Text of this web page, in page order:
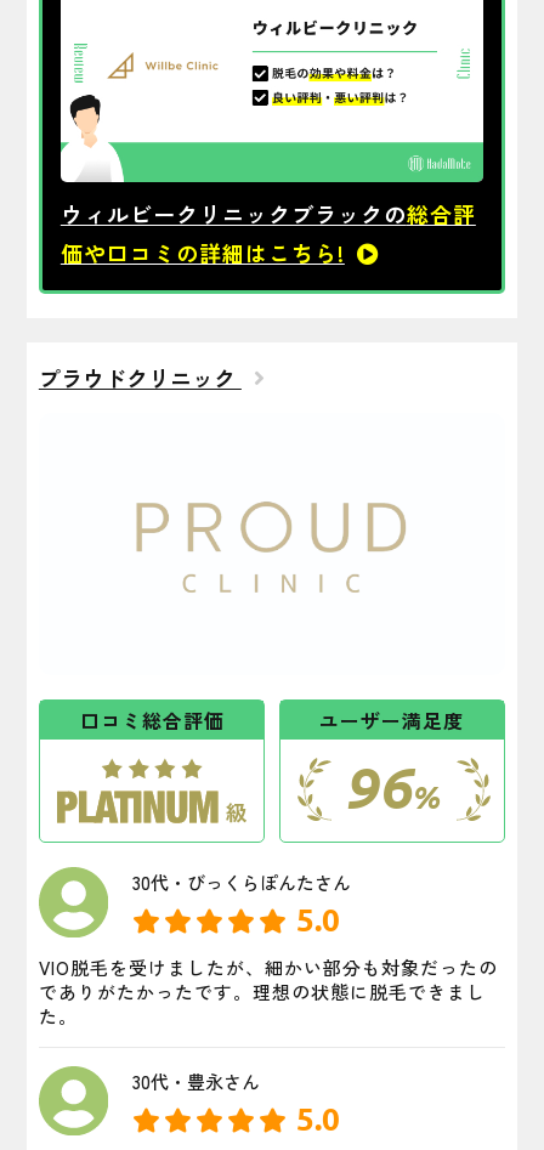
とに声掛けと痛み等の確認があり、とても安心出来ま
した。 まだ1回目を受けたばかりなので効果は分かり
ませんが、他の口コミを見ると3回目辺りから効果を
実感出来れば良いなと思います。
ウィルビークリニックブラックの総合評
価や口コミの詳細はこちら!
プラウドクリニック
口コミ総合評価 ユーザー満足度
96%
30代・びっくらぽんたさん
5.0
VIO脱毛を受けましたが、細かい部分も対象だったの
でありがたかったです。理想の状態に脱毛できまし
た。
30代・豊永さん
5.0